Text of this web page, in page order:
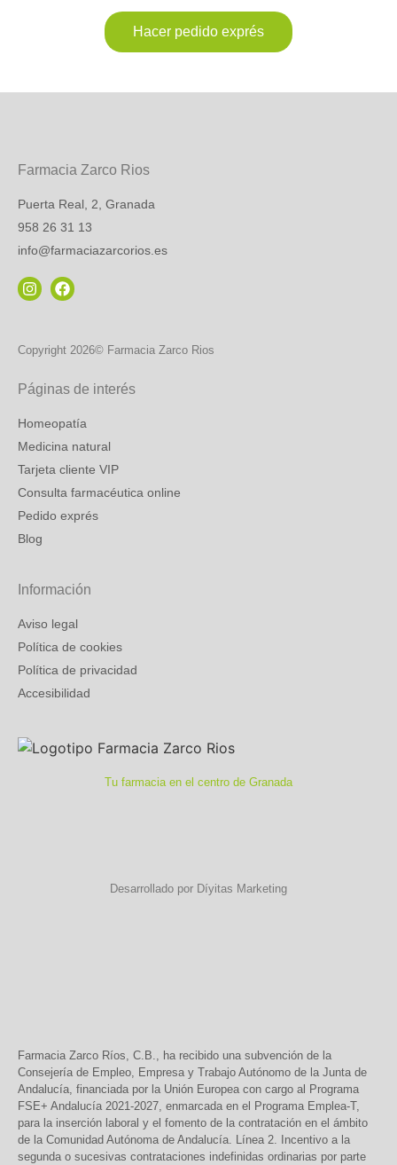
Hacer pedido exprés
Farmacia Zarco Rios
Puerta Real, 2, Granada
958 26 31 13
info@farmaciazarcorios.es
Copyright 2026© Farmacia Zarco Rios
Páginas de interés
Homeopatía
Medicina natural
Tarjeta cliente VIP
Consulta farmacéutica online
Pedido exprés
Blog
Información
Aviso legal
Política de cookies
Política de privacidad
Accesibilidad
Tu farmacia en el centro de Granada
Desarrollado por Díyitas Marketing
Farmacia Zarco Ríos, C.B., ha recibido una subvención de la
Consejería de Empleo, Empresa y Trabajo Autónomo de la Junta de
Andalucía, financiada por la Unión Europea con cargo al Programa
FSE+ Andalucía 2021-2027, enmarcada en el Programa Emplea-T,
para la inserción laboral y el fomento de la contratación en el ámbito
de la Comunidad Autónoma de Andalucía. Línea 2. Incentivo a la
segunda o sucesivas contrataciones indefinidas ordinarias por parte